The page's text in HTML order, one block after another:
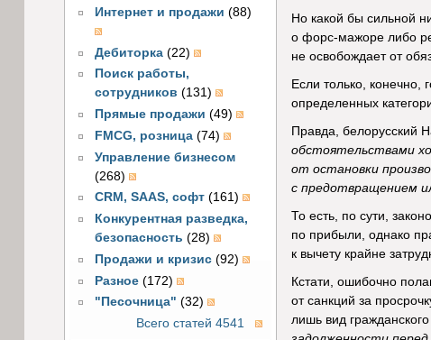
Интернет и продажи (88)
Дебиторка (22)
Поиск работы,
сотрудников (131)
Прямые продажи (49)
FMCG, розница (74)
Управление бизнесом
(268)
CRM, SAAS, софт (161)
Конкурентная разведка,
безопасность (28)
Продажи и кризис (92)
Разное (172)
"Песочница" (32)
Всего статей 4541
Но какой бы сильной
о форс-мажоре либо
не освобождает от
Если только, конечно,
определенных
Правда, белорусский
обстоятельствами
от остановки
с предотвращением
То есть, по сути,
по прибыли, однако
к вычету крайне
Кстати, ошибочно
от санкций за
лишь вид